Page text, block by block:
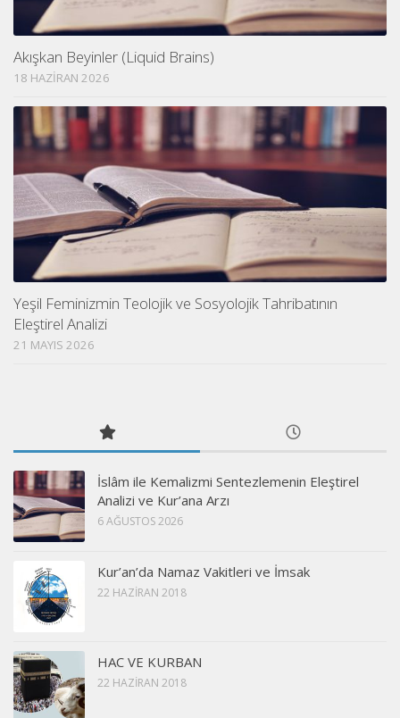
Akışkan Beyinler (Liquid Brains)
18 HAZIRAN 2026
Yeşil Feminizmin Teolojik ve Sosyolojik Tahribatının
Eleştirel Analizi
21 MAYIS 2026
İslâm ile Kemalizmi Sentezlemenin Eleştirel
Analizi ve Kur’ana Arzı
6 AĞUSTOS 2026
Kur’an’da Namaz Vakitleri ve İmsak
22 HAZIRAN 2018
HAC VE KURBAN
22 HAZIRAN 2018